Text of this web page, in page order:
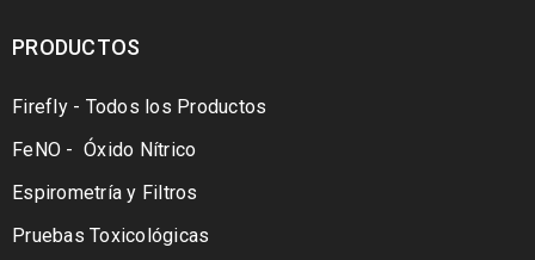
PRODUCTOS
Firefly - Todos los Productos
FeNO - Óxido Nítrico
Espirometría y Filtros
Pruebas Toxicológicas